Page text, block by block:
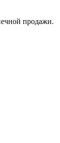
продажи.